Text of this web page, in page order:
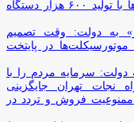
منابع کشور؟ / جایگزینی کامل فرسوده‌ها با تولید ۶۰۰ هزار دستگاه
به دولت: وقت تصمیم
در پایتخت
سرمایه مردم را با
نجات تهران جایگزینی
فروش و تردد در